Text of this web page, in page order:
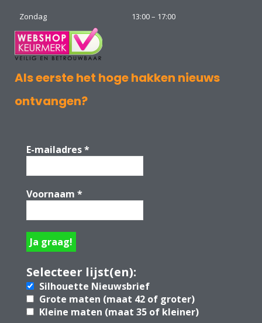
Zondag 13:00 – 17:00
Als eerste het hoge hakken nieuws
ontvangen?
E-mailadres*
Voornaam *
Selecteer lijst(en):
Silhouette Nieuwsbrief
Grote maten (maat 42 of groter)
Kleine maten (maat 35 of kleiner)